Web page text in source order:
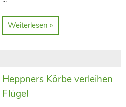
Weiterlesen »
Heppners Körbe verleihen
Flügel